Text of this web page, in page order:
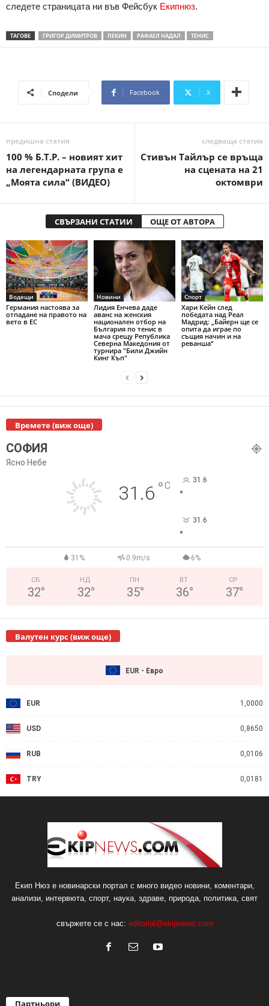
следете страницата ни във Фейсбук Екипнюз.
ТАГОВЕ ГРИГОР ДИМИТРОВ ПЕКИН РАФАЕЛ НАДАЛ ТЕНИС
Сподели Facebook X
предишна статия
100 % Б.Т.Р. – новият хит
на легендарната група е
„Моята сила“ (ВИДЕО)
следваща статия
Стивън Тайлър се връща
на сцената на 21
октомври
СВЪРЗАНИ СТАТИИ ОЩЕ ОТ АВТОРА
Водещи
Германия настоява за
отпадане на правото на
вето в ЕС
Новини
Лидия Енчева даде
аванс на женския
национален отбор на
България по тенис в
мача срещу Република
Северна Македония от
турнира "Били Джийн
Кинг Къп"
Спорт
Хари Кейн след
победата над Реал
Мадрид: „Байерн ще се
опита да играе по
същия начин и на
реванша“
Времете (виж още)
СОФИЯ
Ясно Небе
31.6 °C 31.6
°
31.6
°
31% 0.9m/s 6%
СБ
32°
НД
32°
ПН
35°
ВТ
36°
СР
37°
Валутен курс (виж още)
EUR - Евро
EUR 1,0000
USD 0,8650
RUB 0,0106
TRY 0,0181
Екип Нюз е новинарски портал с много видео новини, коментари,
анализи, интервюта, спорт, наука, здраве, природа, политика, свят
свържете се с нас: editorial@ekipnews.com
Партньори